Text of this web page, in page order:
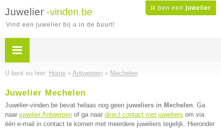
Ik ben een juwelier
Juwelier -vinden.be
Vind een juwelier bij u in de buurt!
U bent nu hier: Home » Antwerpen » Mechelen
Juwelier Mechelen
Juwelier-vinden.be bevat helaas nog geen juweliers in Mechelen. Ga
naar juwelier Antwerpen of ga naar direct contact met juweliers om via
één e-mail in contact te komen met meerdere juweliers tegelijk. Hieronder